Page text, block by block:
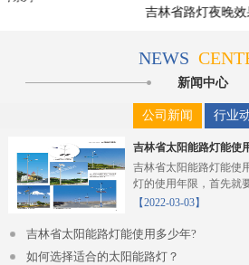
吉林省路灯夜晚效
NEWS
新闻中心
公司新闻 行业
吉林省太阳能路灯能使
吉林省太阳能路灯能使
灯的使用年限，首先就
【2022-03-03】
吉林省太阳能路灯能使用多少年?
如何选择适合的太阳能路灯？